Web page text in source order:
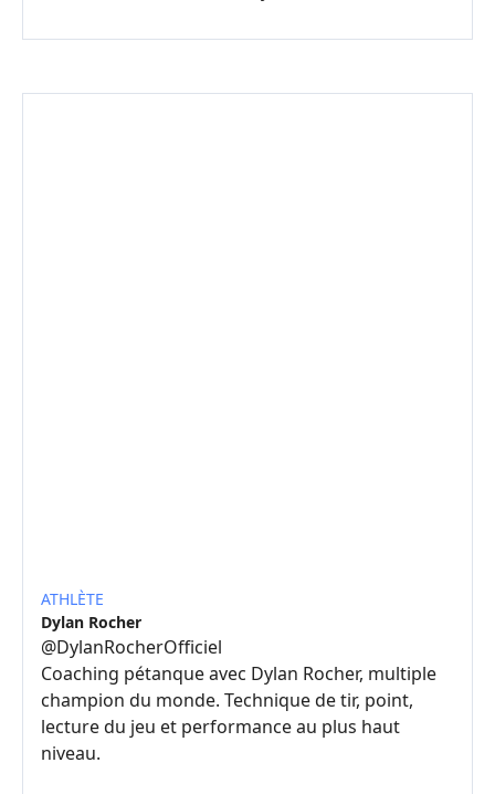
ATHLÈTE
Dylan Rocher
@DylanRocherOfficiel
Coaching pétanque avec Dylan Rocher, multiple
champion du monde. Technique de tir, point,
lecture du jeu et performance au plus haut
niveau.